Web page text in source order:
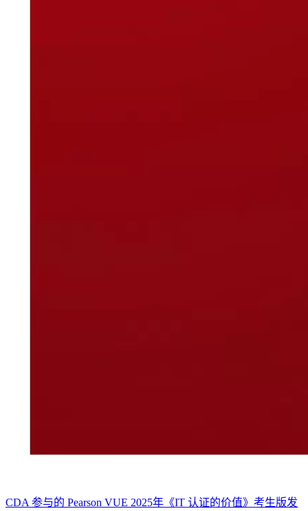
CDA 参与的 Pearson VUE 2025年《IT 认证的价值》考生版发